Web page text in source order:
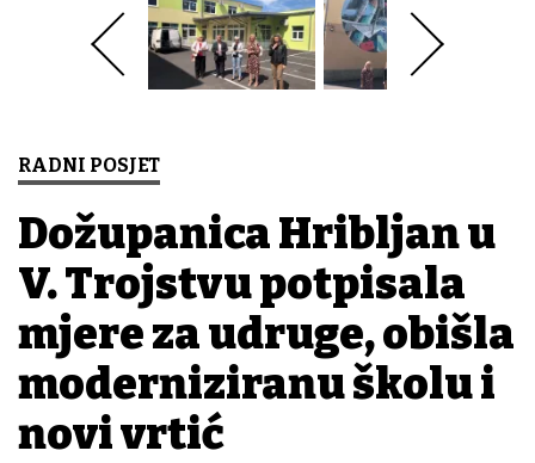
RADNI POSJET
Dožupanica Hribljan u
V. Trojstvu potpisala
mjere za udruge, obišla
moderniziranu školu i
novi vrtić